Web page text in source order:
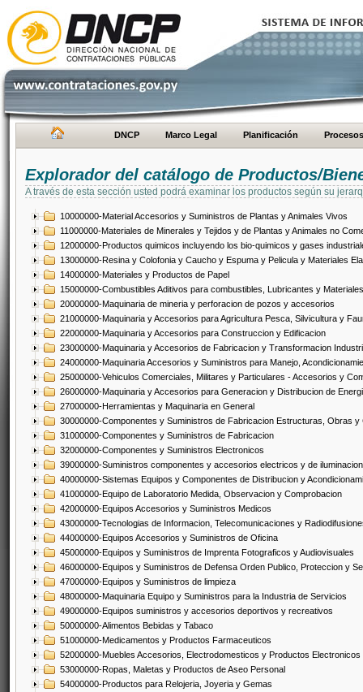
DNCP Marco Legal Planificación Procesos
Explorador del catálogo de Productos/
A través de esta sección usted podrá examinar los productos según su
10000000-Material Accesorios y Suministros de Plantas y Animales Vivos
11000000-Materiales de Minerales y Tejidos y de Plantas y Animales no
12000000-Productos quimicos incluyendo los bio-quimicos y gases
13000000-Resina y Colofonia y Caucho y Espuma y Pelicula y Materiales
14000000-Materiales y Productos de Papel
15000000-Combustibles Aditivos para combustibles, Lubricantes y
20000000-Maquinaria de mineria y perforacion de pozos y accesorios
21000000-Maquinaria y Accesorios para Agricultura Pesca, Silvicultura y
22000000-Maquinaria y Accesorios para Construccion y Edificacion
23000000-Maquinaria y Accesorios de Fabricacion y Transformacion
24000000-Maquinaria Accesorios y Suministros para Manejo,
25000000-Vehiculos Comerciales, Militares y Particulares - Accesorios y
26000000-Maquinaria y Accesorios para Generacion y Distribucion de
27000000-Herramientas y Maquinaria en General
30000000-Componentes y Suministros de Fabricacion Estructuras, Obras
31000000-Componentes y Suministros de Fabricacion
32000000-Componentes y Suministros Electronicos
39000000-Suministros componentes y accesorios electricos y de iluminacion
40000000-Sistemas Equipos y Componentes de Distribucion y
41000000-Equipo de Laboratorio Medida, Observacion y Comprobacion
42000000-Equipos Accesorios y Suministros Medicos
43000000-Tecnologias de Informacion, Telecomunicaciones y
44000000-Equipos Accesorios y Suministros de Oficina
45000000-Equipos y Suministros de Imprenta Fotograficos y Audiovisuales
46000000-Equipos y Suministros de Defensa Orden Publico, Proteccion y
47000000-Equipos y Suministros de limpieza
48000000-Maquinaria Equipo y Suministros para la Industria de Servicios
49000000-Equipos suministros y accesorios deportivos y recreativos
50000000-Alimentos Bebidas y Tabaco
51000000-Medicamentos y Productos Farmaceuticos
52000000-Muebles Accesorios, Electrodomesticos y Productos Electronicos
53000000-Ropas, Maletas y Productos de Aseo Personal
54000000-Productos para Relojeria, Joyeria y Gemas